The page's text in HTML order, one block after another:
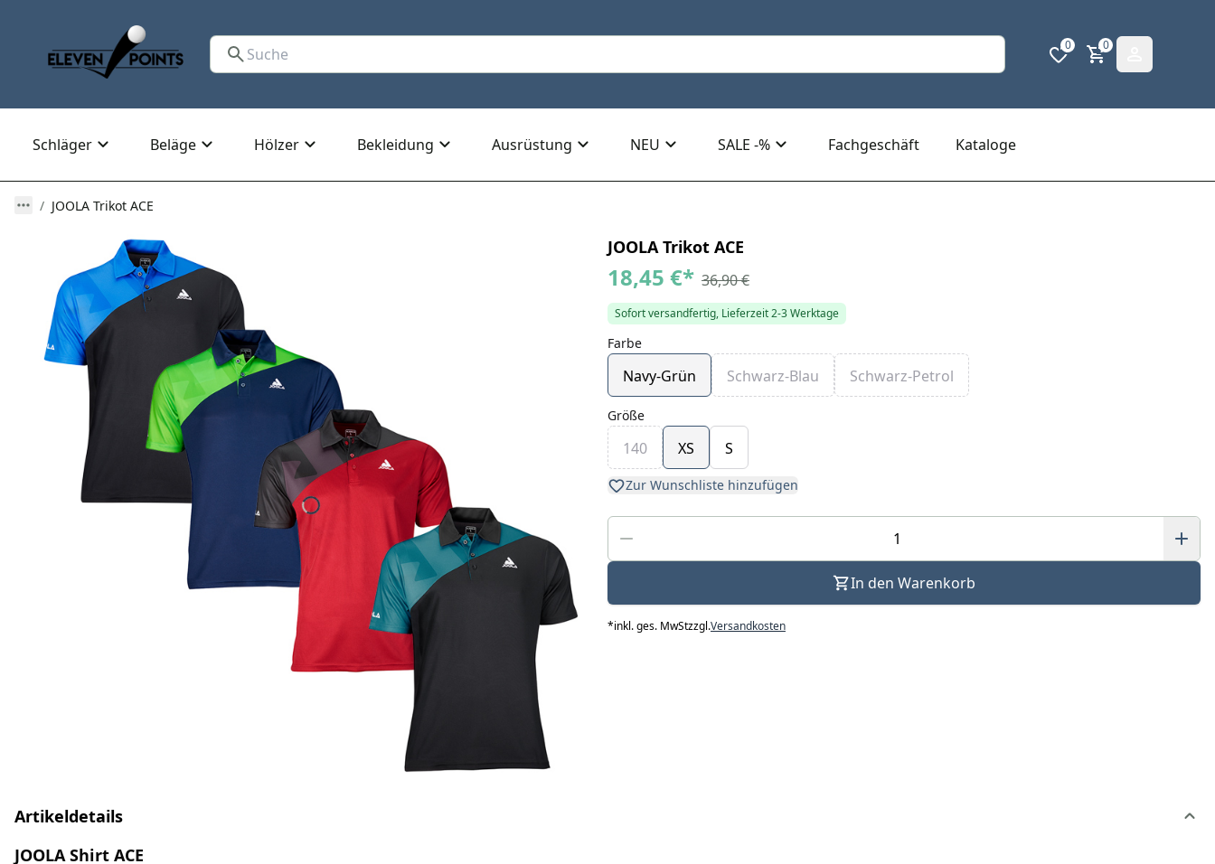
0 0
Schläger Beläge Hölzer Bekleidung Ausrüstung NEU SALE -% Fachgeschäft Kataloge
JOOLA Trikot ACE
JOOLA Trikot ACE
18,45 €* 36,90 €
Sofort versandfertig, Lieferzeit 2-3 Werktage
Farbe
Navy-Grün Schwarz-Blau Schwarz-Petrol
Größe
140 XS S
Zur Wunschliste hinzufügen
In den Warenkorb
*inkl. ges. MwStzzgl.Versandkosten
Artikeldetails
JOOLA Shirt ACE